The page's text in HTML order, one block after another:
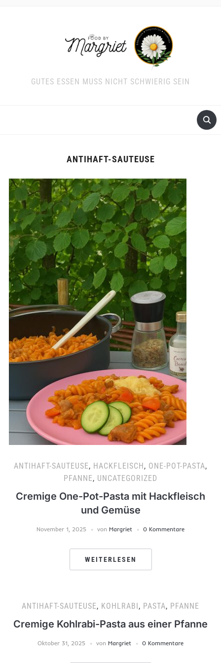
GUTES ESSEN MUSS NICHT SCHWIERIG SEIN
ANTIHAFT-SAUTEUSE
ANTIHAFT-SAUTEUSE, HACKFLEISCH , ONE-POT-PASTA,
PFANNE, UNCATEGORIZED
Cremige One-Pot-Pasta mit Hackfleisch
und Gemüse
November 1, 2025 von Margriet 0 Kommentare
WEITERLESEN
ANTIHAFT-SAUTEUSE, KOHLRABI , PASTA, PFANNE
Cremige Kohlrabi-Pasta aus einer Pfanne
Oktober 31, 2025 von Margriet 0 Kommentare